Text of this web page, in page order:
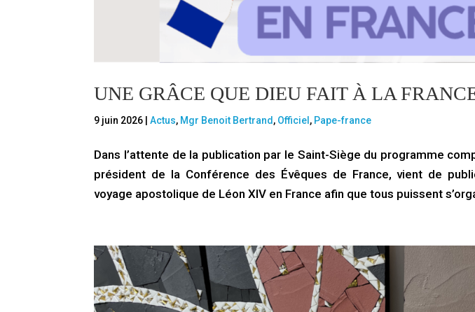
UNE GRÂCE QUE DIEU FAIT À LA
9 juin 2026 |Actus, Mgr Benoit Bertrand, Officiel , Pape-france
Dans l’attente de la publication par le Saint-Siège du programme
président de la Conférence des Évêques de France, vient de
voyage apostolique de Léon XIV en France afin que tous puissent